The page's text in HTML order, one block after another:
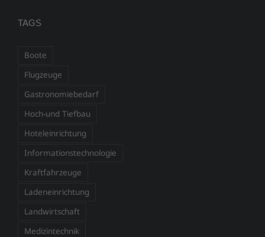
TAGS
Boote
Flugzeuge
Gastronomiebedarf
Hoch-und Tiefbau
Hoteleinrichtung
Informationstechnologie
Kraftfahrzeuge
Ladeneinrichtung
Landwirtschaft
Medizintechnik